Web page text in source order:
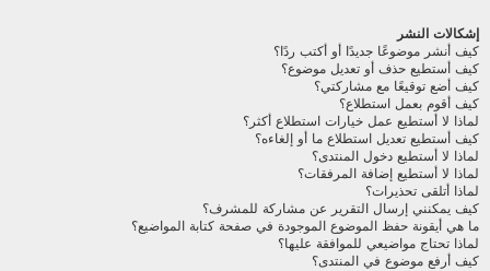
إشكالات النشر
كيف أنشر موضوعًا جديدًا أو أكتب ردًا؟
كيف أستطيع حذف أو تعديل موضوع؟
كيف أضع توقيعًا مع مشاركتي؟
كيف أقوم بعمل استطلاع؟
لماذا لا أستطيع عمل خيارات استطلاع أكثر؟
كيف أستطيع تعديل استطلاع ما أو إلغاءه؟
لماذا لا أستطيع دخول المنتدى؟
لماذا لا أستطيع إضافة المرفقات؟
لماذا أتلقى تحذيرات؟
كيف يمكنني إرسال التقرير عن مشاركة للمشرف؟
ما هي أيقونة حفظ الموضوع الموجودة في صفحة كتابة المواضيع؟
لماذا تحتاج مواضيعي للموافقة عليها؟
كيف أرفع موضوع في المنتدى؟